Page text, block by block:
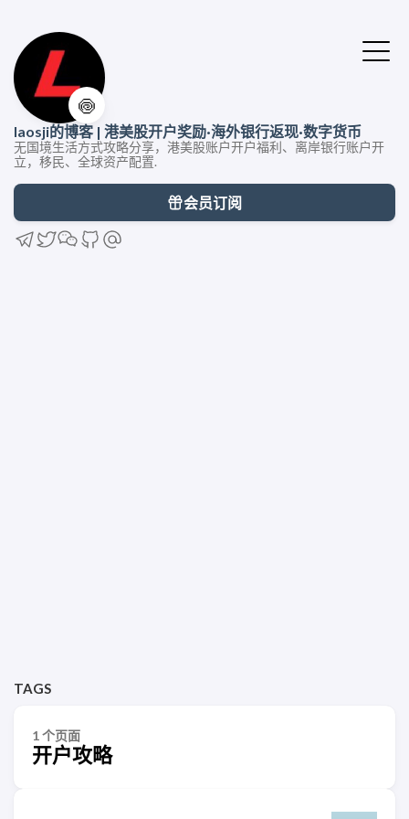
🍥
laosji的博客 | 港美股开户奖励·海外银行返现·数字货币
无国境生活方式攻略分享，港美股账户开户福利、离岸银行账户开
立，移民、全球资产配置.
会员订阅
TAGS
1 个页面
开户攻略